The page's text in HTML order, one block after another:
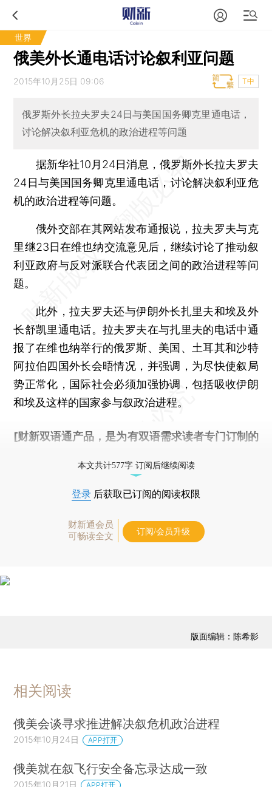
世界
俄美外长通电话讨论叙利亚问题
2015年10月25日 09:06 T中
俄罗斯外长拉夫罗夫24日与美国国务卿克里通电话，
讨论解决叙利亚危机的政治进程等问题
据新华社10月24日消息，俄罗斯外长拉夫罗夫
24日与美国国务卿克里通电话，讨论解决叙利亚危
机的政治进程等问题。
俄外交部在其网站发布通报说，拉夫罗夫与克
里继23日在维也纳交流意见后，继续讨论了推动叙
利亚政府与反对派联合代表团之间的政治进程等问
题。
此外，拉夫罗夫还与伊朗外长扎里夫和埃及外
长舒凯里通电话。拉夫罗夫在与扎里夫的电话中通
报了在维也纳举行的俄罗斯、美国、土耳其和沙特
阿拉伯四国外长会晤情况，并强调，为尽快使叙局
势正常化，国际社会必须加强协调，包括吸收伊朗
和埃及这样的国家参与叙政治进程。
[财新双语通产品，是为有双语需求读者专门订制的
本文共计577字 订阅后继续阅读
登录 后获取已订阅的阅读权限
财新通会员
可畅读全文
订阅/会员升级
版面编辑：陈希影
相关阅读
俄美会谈寻求推进解决叙危机政治进程
2015年10月24日 APP打开
俄美就在叙飞行安全备忘录达成一致
2015年10月21日 APP打开